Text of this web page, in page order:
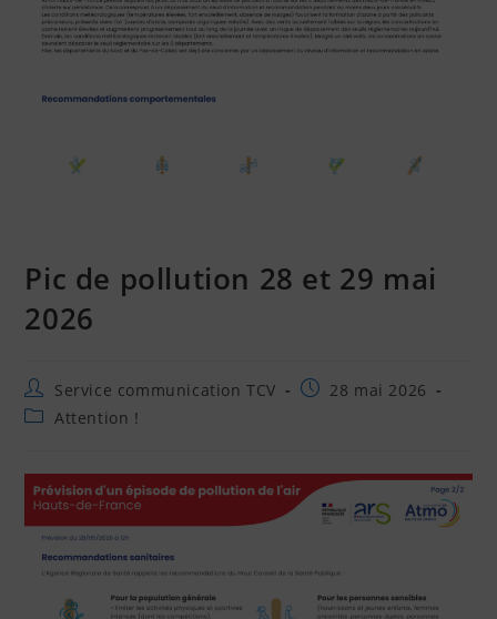
Pic de pollution 28 et 29 mai
2026
Service communication TCV
28 mai 2026
Attention !